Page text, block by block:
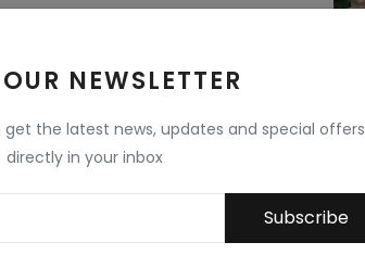
NEWSLETTER
get the latest news, updates and special offers
directly in your inbox
Subscribe